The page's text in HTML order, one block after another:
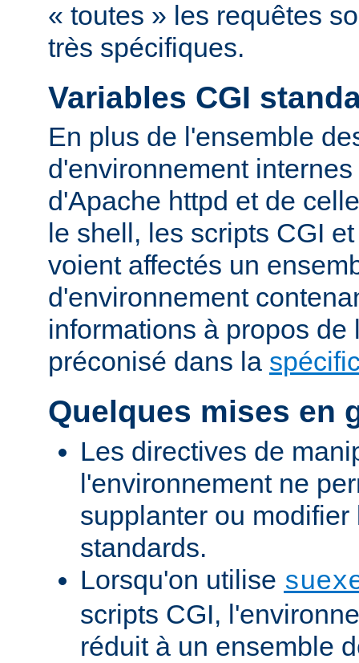
« toutes » les requêtes
très spécifiques.
Variables CGI
En plus de l'ensemble
d'environnement
d'Apache httpd et de
le shell, les scripts CGI
voient affectés un
d'environnement
informations à propos de
préconisé dans la
Quelques mises en
Les directives de
l'environnement ne
supplanter ou
standards.
Lorsqu'on utilise
scripts CGI,
réduit à un ensemble